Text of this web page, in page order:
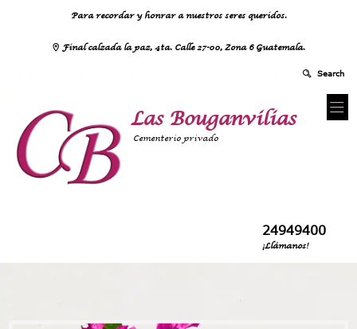
Para recordar y honrar a nuestros seres queridos.
Final calzada la paz, 4ta. Calle 27-00, Zona 6 Guatemala.
Las Bouganvilias
Cementerio privado
24949400
¡Llámanos!